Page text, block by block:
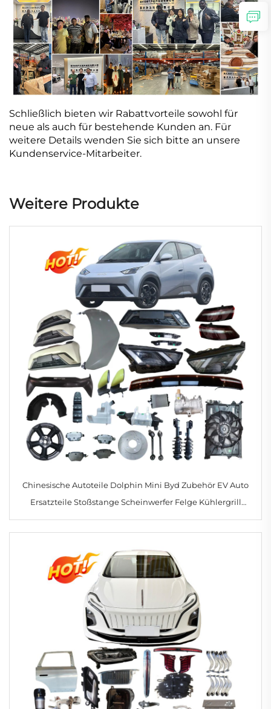
Schließlich bieten wir Rabattvorteile sowohl für
neue als auch für bestehende Kunden an. Für
weitere Details wenden Sie sich bitte an unsere
Kundenservice-Mitarbeiter.
Weitere Produkte
Chinesische Autoteile Dolphin Mini Byd Zubehör EV Auto
Ersatzteile Stoßstange Scheinwerfer Felge Kühlergrill
Rückleuchte für Seagull 2024 2025